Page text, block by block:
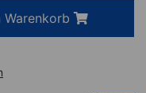
Warenkorb